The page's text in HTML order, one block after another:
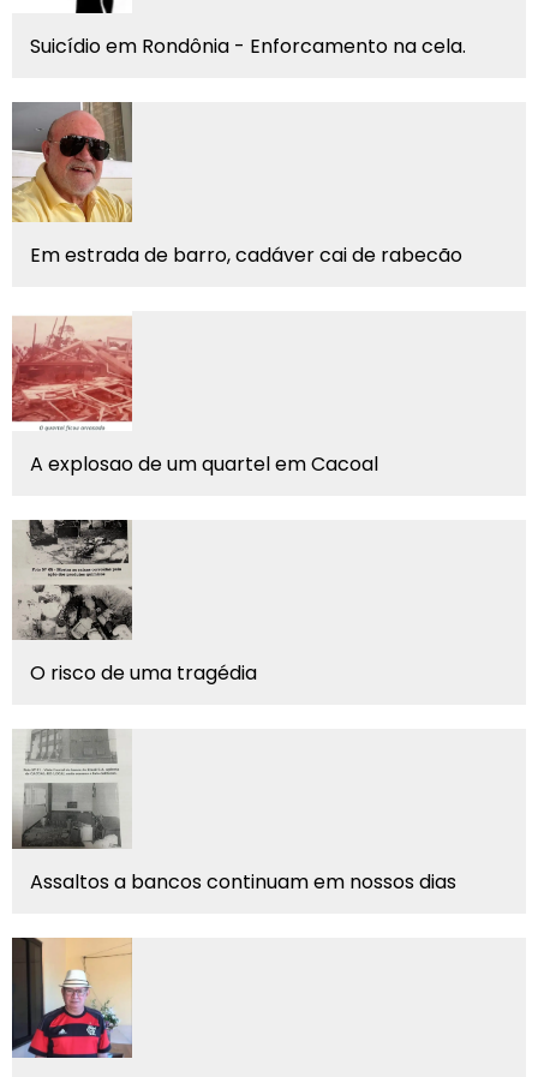
Suicídio em Rondônia - Enforcamento na cela.
Em estrada de barro, cadáver cai de rabecão
A explosao de um quartel em Cacoal
O risco de uma tragédia
Assaltos a bancos continuam em nossos dias